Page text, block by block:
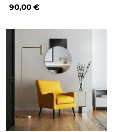
90,00 €